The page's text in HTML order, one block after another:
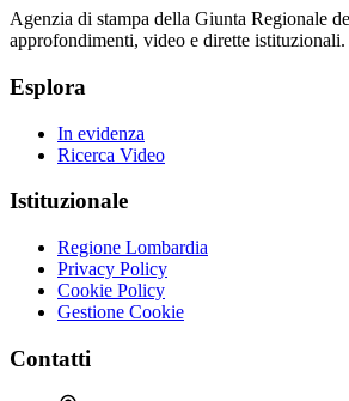
Agenzia di stampa della Giunta Regionale
approfondimenti, video e dirette istituzionali.
Esplora
In evidenza
Ricerca Video
Istituzionale
Regione Lombardia
Privacy Policy
Cookie Policy
Gestione Cookie
Contatti